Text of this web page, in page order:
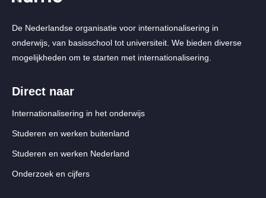
De Nederlandse organisatie voor internationalisering in
onderwijs, van basisschool tot universiteit. We bieden diverse
mogelijkheden om te starten met internationalisering.
Direct naar
Internationalisering in het onderwijs
Studeren en werken buitenland
Studeren en werken Nederland
Onderzoek en cijfers